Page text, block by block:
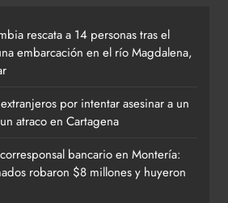
rescata a 14 personas tras el
embarcación en el río Magdalena,
por intentar asesinar a un
atraco en Cartagena
bancario en Montería:
robaron $8 millones y huyeron